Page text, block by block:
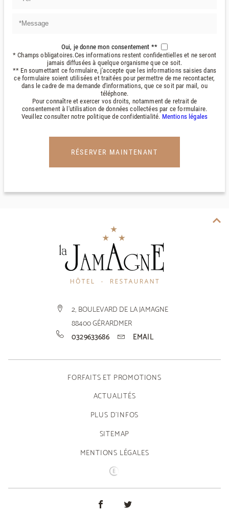
Oui, je donne mon consentement **
* Champs obligatoires.Ces informations restent confidentielles et ne seront
jamais diffusées à quelque organisme que ce soit.
** En soumettant ce formulaire, j'accepte que les informations saisies dans
ce formulaire soient utilisées et traitées pour permettre de me recontacter,
dans le cadre de ma demande d'informations, que ce soit par mail, ou
téléphone.
Pour connaître et exercer vos droits, notamment de retrait de
consentement à l'utilisation de données collectées par ce formulaire.
Veuillez consulter notre politique de confidentialité. Mentions légales
RÉSERVER MAINTENANT
2, BOULEVARD DE LA JAMAGNE
88400GÉRARDMER
0329633686
EMAIL
FORFAITS ET PROMOTIONS
ACTUALITÉS
PLUS D'INFOS
SITEMAP
MENTIONS LÉGALES